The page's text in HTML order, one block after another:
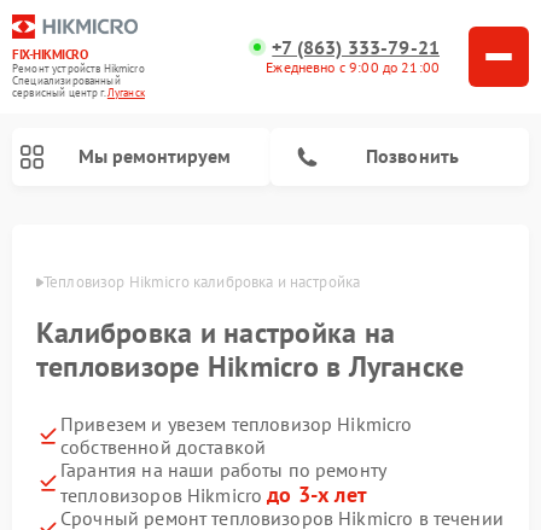
FIX-HIKMICRO
Ремонт устройств Hikmicro
Специализированный
cервисный центр г.Луганск
+7 (863) 333-79-21
Ежедневно с 9:00 до 21:00
Мы ремонтируем Позвонить
Тепловизор Hikmicro калибровка и настройка
Калибровка и настройка на
тепловизоре Hikmicro в Луганске
Привезем и увезем тепловизор Hikmicro
собственной доставкой
Гарантия на наши работы по ремонту
тепловизоров Hikmicroдо 3-х лет
Срочный ремонт тепловизоров Hikmicro в течении